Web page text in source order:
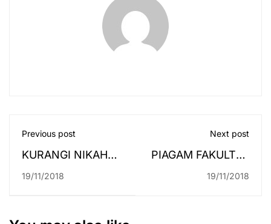
Previous post
KURANGI NIKAH
DINI, FAKULTAS
19/11/2018
Next post
PIAGAM FAKULTAS
SYARIAH
19/11/2018